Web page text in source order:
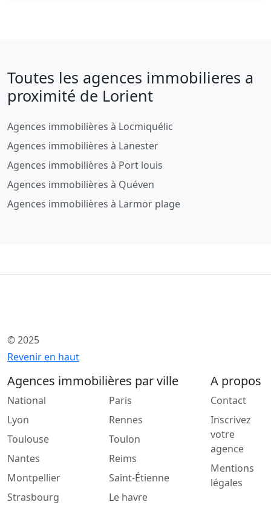
Toutes les agences immobilieres a
proximité de Lorient
Agences immobilières à Locmiquélic
Agences immobilières à Lanester
Agences immobilières à Port louis
Agences immobilières à Quéven
Agences immobilières à Larmor plage
© 2025
Revenir en haut
Agences immobilières par ville
National
Lyon
Toulouse
Nantes
Montpellier
Strasbourg
Paris
Rennes
Toulon
Reims
Saint-Étienne
Le havre
A propos
Contact
Inscrivez
votre
agence
Mentions
légales